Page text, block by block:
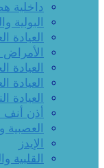
داخلية
البولية
العيادة
العيادة
العيادة
العيادة
أذن
العصبية
الإيدز
القلبية